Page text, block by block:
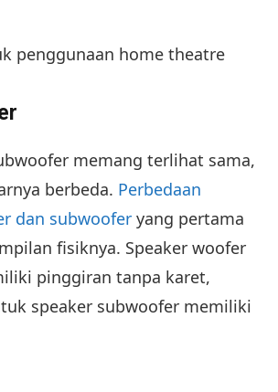
penggunaan home theatre
memang terlihat sama,
berbeda. Perbedaan
dan subwoofer yang pertama
fisiknya. Speaker woofer
pinggiran tanpa karet,
speaker subwoofer memiliki